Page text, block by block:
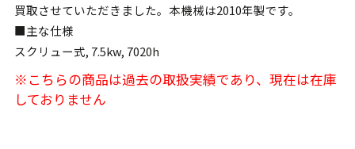
買取させていただきました。本機械は2010年製です。
■主な仕様
スクリュー式, 7.5kw, 7020h
※こちらの商品は過去の取扱実績であり、現在は在庫
しておりません